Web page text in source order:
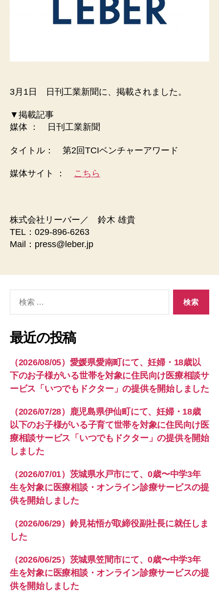
3月1日 日刊工業新聞に、掲載されました。
▼掲載記事
媒体 ： 日刊工業新聞
タイトル： 第2回TCIベンチャーアワード
媒体サイト ： こちら
株式会社リーバー／ 鈴木 雄貴
TEL：029-896-6263
Mail：press@leber.jp
象:
最近の投稿
（2026/08/05）愛媛県愛南町にて、妊婦・18歳以
下のお子様がいる世帯を対象に住民向け医療相談サ
ービス「いつでもドクター」の提供を開始しました
（2026/07/28）鹿児島県伊仙町にて、妊婦・18歳
以下のお子様がいる子育て世帯を対象に住民向け医
療相談サービス「いつでもドクター」の提供を開始
しました
（2026/07/01）茨城県水戸市にて、0歳〜中学3年
生を対象に医療相談・オンライン診療サービスの提
供を開始しました
（2026/06/29）鈴見祐悟が取締役副社長に就任しま
した
（2026/06/25）茨城県笠間市にて、0歳〜中学3年
生を対象に医療相談・オンライン診療サービスの提
供を開始しました